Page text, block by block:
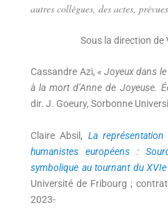
autres collègues, des actes,
Sous la direction de
Cassandre Azi,« Joyeux dans
à la mort d’Anne de Joyeuse.
dir. J. Goeury, Sorbonne
Claire Absil, La
humanistes européens :
symbolique au tournant du
Université de Fribourg ;
2023-